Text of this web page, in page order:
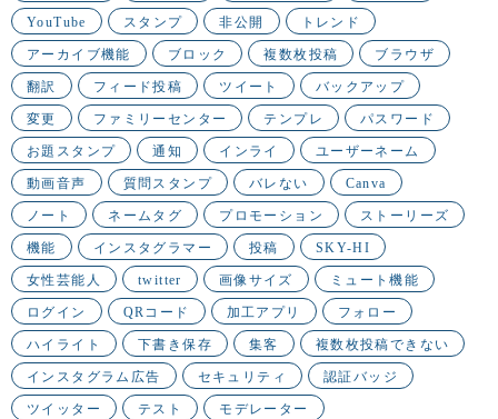
YouTube スタンプ 非公開 トレンド
アーカイブ機能 ブロック 複数枚投稿 ブラウザ
翻訳 フィード投稿 ツイート バックアップ
変更 ファミリーセンター テンプレ パスワード
お題スタンプ 通知 インライ ユーザーネーム
動画音声 質問スタンプ バレない Canva
ノート ネームタグ プロモーション ストーリーズ
機能 インスタグラマー 投稿 SKY-HI
女性芸能人 twitter 画像サイズ ミュート機能
ログイン QRコード 加工アプリ フォロー
ハイライト 下書き保存 集客 複数枚投稿できない
インスタグラム広告 セキュリティ 認証バッジ
ツイッター テスト モデレーター